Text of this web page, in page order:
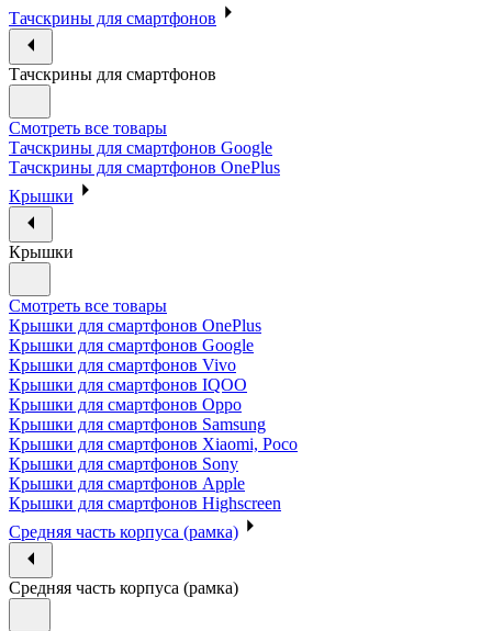
Тачскрины для смартфонов
Тачскрины для смартфонов
Смотреть все товары
Тачскрины для смартфонов Google
Тачскрины для смартфонов OnePlus
Крышки
Крышки
Смотреть все товары
Крышки для смартфонов OnePlus
Крышки для смартфонов Google
Крышки для смартфонов Vivo
Крышки для смартфонов IQOO
Крышки для смартфонов Oppo
Крышки для смартфонов Samsung
Крышки для смартфонов Xiaomi, Poco
Крышки для смартфонов Sony
Крышки для смартфонов Apple
Крышки для смартфонов Highscreen
Средняя часть корпуса (рамка)
Средняя часть корпуса (рамка)